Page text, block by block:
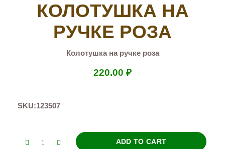
КОЛОТУШКА НА
РУЧКЕ РОЗА
Колотушка на ручке роза
220.00 ₽
SKU:123507
ADD TO CART